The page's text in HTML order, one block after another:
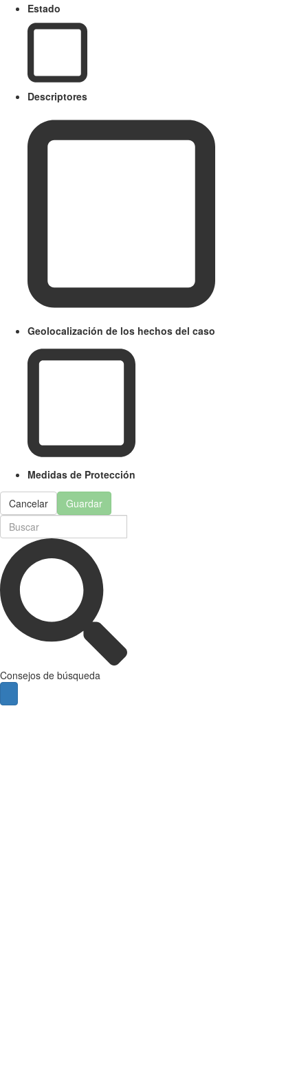
Estado
Descriptores
Geolocalización de los hechos del caso
Medidas de Protección
Cancelar Guardar
Consejos de búsqueda